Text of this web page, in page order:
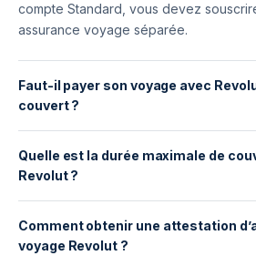
compte Standard, vous devez
assurance voyage séparée.
Faut-il payer son voyage avec
couvert ?
Oui. Le transport et l’hébergement
payés avec votre compte Revolut
l’assurance fonctionne. Si vous payez
une autre carte ou un autre compte,
refuser la prise en charge. C’est une
majeure avec certaines assurances
Quelle est la durée maximale de
Revolut ?
La durée dépend de votre
Premium : 30 jours maximum par
Metal : 30 jours maximum par voyage
Comment obtenir une attestation
voyage Revolut ?